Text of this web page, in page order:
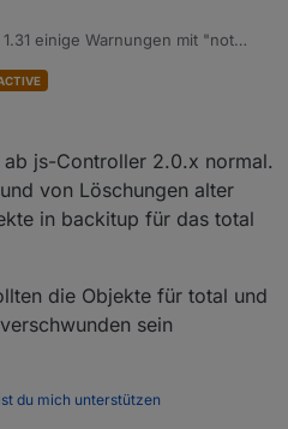
einige Warnungen mit "not
12-02 17:25:01.895
12-02 17:24:59.699
12-02 17:24:59.699
12-02 17:24:59.699
12-02 17:24:59.662
12-02 17:24:59.661
12-02 17:24:59.656
12-02 17:24:59.608
12-02 17:24:58.671
12-02 17:24:58.626
12-02 17:24:58.625
12-02 17:24:58.624
Meldungen sind auch
File/File unterwegs ..
js-Controller 2.0.x normal.
von Löschungen alter
in backitup für das total
die Objekte für total und
sein
du mich unterstützen